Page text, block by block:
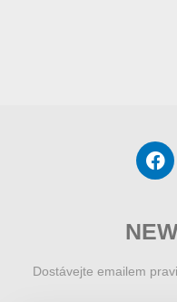
Dostávejte emailem